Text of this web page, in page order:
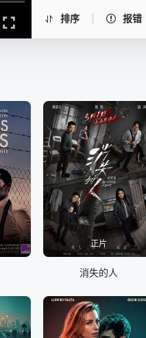
排序 报错
正片
消失的人